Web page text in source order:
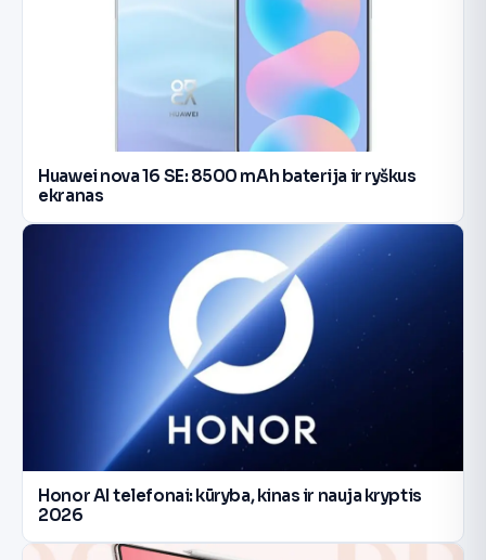
Huawei nova 16 SE: 8500 mAh baterija ir ryškus
ekranas
Honor AI telefonai: kūryba, kinas ir nauja kryptis
2026